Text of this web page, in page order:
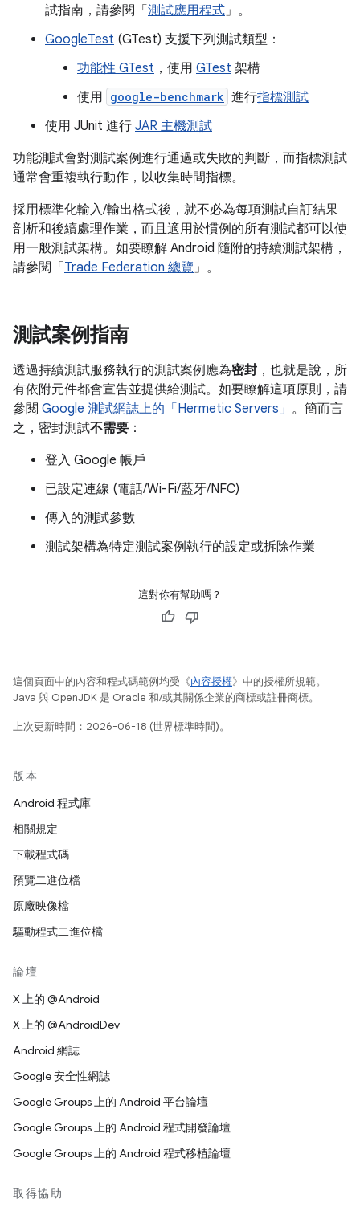
試指南，請參閱「 測試應用程式」。
GoogleTest (GTest) 支援下列測試類型：
功能性 GTest ，使用 GTest 架構
使用 google-benchmark 進行指標測試
使用 JUnit 進行 JAR 主機測試
功能測試會對測試案例進行通過或失敗的判斷，而指標測試
通常會重複執行動作，以收集時間指標。
採用標準化輸入/輸出格式後，就不必為每項測試自訂結果
剖析和後續處理作業，而且適用於慣例的所有測試都可以使
用一般測試架構。如要瞭解 Android 隨附的持續測試架構，
請參閱「 Trade Federation 總覽」。
測試案例指南
透過持續測試服務執行的測試案例應為密封 ，也就是說，所
有依附元件都會宣告並提供給測試。如要瞭解這項原則，請
參閱 Google 測試網誌上的「Hermetic Servers」 。簡而言
之，密封測試不需要 ：
登入 Google 帳戶
已設定連線 (電話/Wi-Fi/藍牙/NFC)
傳入的測試參數
測試架構為特定測試案例執行的設定或拆除作業
這對你有幫助嗎？
這個頁面中的內容和程式碼範例均受《內容授權》中的授權所規範。
Java 與 OpenJDK 是 Oracle 和/或其關係企業的商標或註冊商標。
上次更新時間：2026-06-18 (世界標準時間)。
版本
Android 程式庫
相關規定
下載程式碼
預覽二進位檔
原廠映像檔
驅動程式二進位檔
論壇
X 上的 @Android
X 上的 @AndroidDev
Android 網誌
Google 安全性網誌
Google Groups 上的 Android 平台論壇
Google Groups 上的 Android 程式開發論壇
Google Groups 上的 Android 程式移植論壇
取得協助